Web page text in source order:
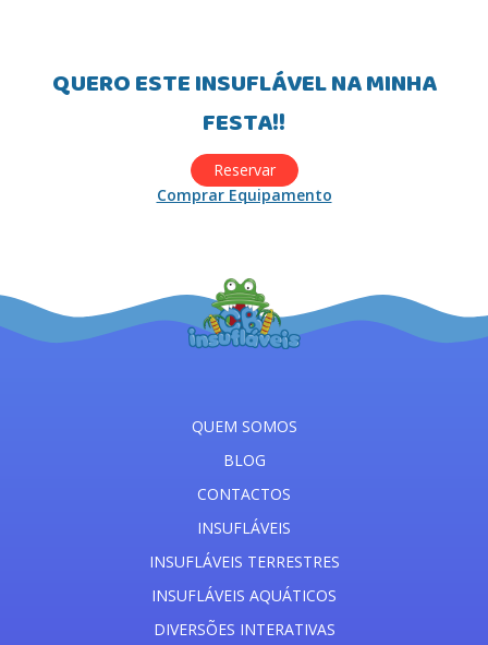
QUERO ESTE INSUFLÁVEL NA MINHA
FESTA!!
Reservar
Comprar Equipamento
QUEM SOMOS
BLOG
CONTACTOS
INSUFLÁVEIS
INSUFLÁVEIS TERRESTRES
INSUFLÁVEIS AQUÁTICOS
DIVERSÕES INTERATIVAS